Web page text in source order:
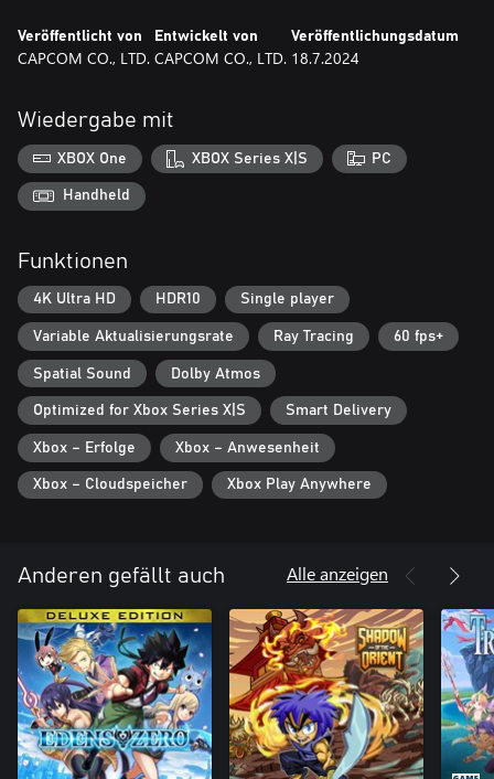
Veröffentlicht von
CAPCOM CO., LTD.
Entwickelt von
CAPCOM CO., LTD.
Veröffentlichungsdatum
18.7.2024
Wiedergabe mit
XBOX One XBOX Series X|S PC
Handheld
Funktionen
4K Ultra HD HDR10 Single player
Variable Aktualisierungsrate Ray Tracing 60 fps+
Spatial Sound Dolby Atmos
Optimized for Xbox Series X|S Smart Delivery
Xbox – Erfolge Xbox – Anwesenheit
Xbox – Cloudspeicher Xbox Play Anywhere
Anderen gefällt auch Alle anzeigen